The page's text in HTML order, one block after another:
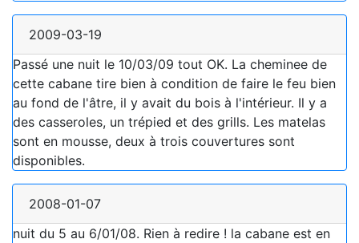
2009-03-19
Passé une nuit le 10/03/09 tout OK. La cheminee de
cette cabane tire bien à condition de faire le feu bien
au fond de l'âtre, il y avait du bois à l'intérieur. Il y a
des casseroles, un trépied et des grills. Les matelas
sont en mousse, deux à trois couvertures sont
disponibles.
2008-01-07
nuit du 5 au 6/01/08. Rien à redire ! la cabane est en